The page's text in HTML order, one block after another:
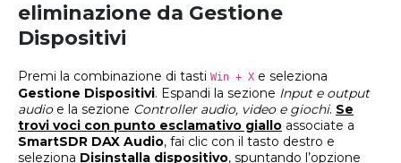
eliminazione da Gestione
Dispositivi
Premi la combinazione di tasti Win + X e seleziona
Gestione Dispositivi. Espandi la sezione Input e output
audioe la sezione Controller audio, video e giochi. Se
trovi voci con punto esclamativo giallo associate a
SmartSDR DAX Audio, fai clic con il tasto destro e
seleziona Disinstalla dispositivo, spuntando l’opzione